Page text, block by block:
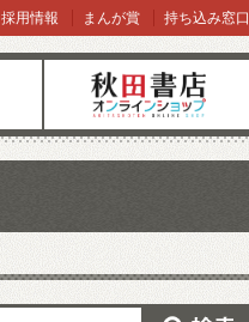
オンラインショップ
採用情報 まんが賞 持ち込み窓口